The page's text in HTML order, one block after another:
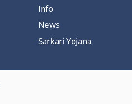
Info
News
Sarkari Yojana